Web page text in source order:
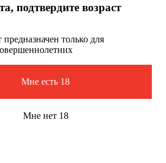
подтвердите возраст
только для
Мне есть 18
Мне нет 18